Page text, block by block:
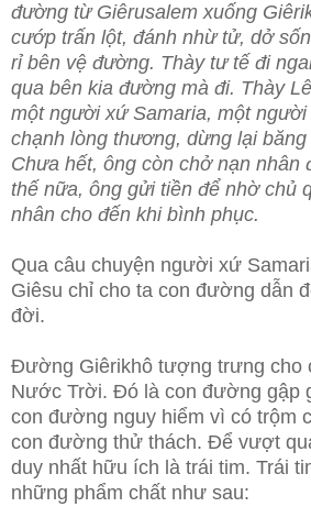
đường từ Giêrusalem xuống
cướp trấn lột, đánh nhừ tử, dở
rỉ bên vệ đường. Thày tư tế đi
qua bên kia đường mà đi. Thày
một người xứ Samaria, một
chạnh lòng thương, dừng lại
Chưa hết, ông còn chở nạn nhân
thế nữa, ông gửi tiền để nhờ chủ
nhân cho đến khi bình phục.
Qua câu chuyện người xứ
Giêsu chỉ cho ta con đường dẫn
đời.
Đường Giêrikhô tượng trưng cho
Nước Trời. Đó là con đường gập
con đường nguy hiểm vì có trộm
con đường thử thách. Để vượt
duy nhất hữu ích là trái tim. Trái
những phẩm chất như sau: